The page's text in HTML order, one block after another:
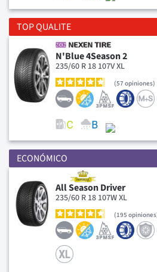
TOP QUALITE
N'Blue 4Season 2
235/60 R 18 107V XL
57 opiniones
ECONÓMICO
All Season Driver
235/60 R 18 107W XL
195 opiniones